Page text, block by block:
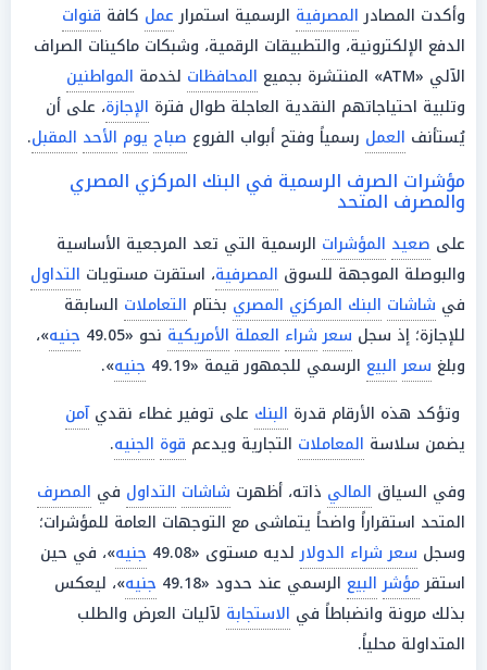
وأكدت المصادرالمصرفية الرسمية استمرارعمل كافة قنوات
الدفع الإلكترونية، والتطبيقات الرقمية، وشبكات ماكينات الصراف
الآلي «ATM» المنتشرة بجميع
المحافظات لخدمة المواطنين
وتلبية احتياجاتهم النقدية العاجلة طوال فترة الإجازة، على أن
يُستأنف العمل رسمياً وفتح أبواب الفروع صباح يوم الأحد المقبل.
مؤشرات الصرف الرسمية في البنك المركزي المصري
والمصرف المتحد
على صعيد المؤشرات الرسمية التي تعد المرجعية الأساسية
والبوصلة الموجهة للسوق المصرفية، استقرت مستويات التداول
في شاشات البنك المركزي المصري بختام التعاملات السابقة
للإجازة؛ إذ سجل سعر شراء العملة الأمريكية نحو «49.05 جنيه»،
وبلغ سعر البيع الرسمي للجمهور قيمة «49.19 جنيه».
وتؤكد هذه الأرقام قدرة البنك على توفير غطاء نقديآمن
يضمن سلاسة المعاملات التجارية ويدعم قوة الجنيه.
وفي السياق المالي ذاته، أظهرت شاشات التداول في المصرف
المتحد استقراراً واضحاً يتماشى مع التوجهات العامة للمؤشرات؛
وسجل سعر شراء الدولارلديه مستوى «49.08 جنيه»، في حين
استقرمؤشر البيع الرسمي عند حدود «49.18 جنيه»، ليعكس
بذلك مرونة وانضباطاً في الاستجابة لآليات العرض والطلب
المتداولة محلياً.